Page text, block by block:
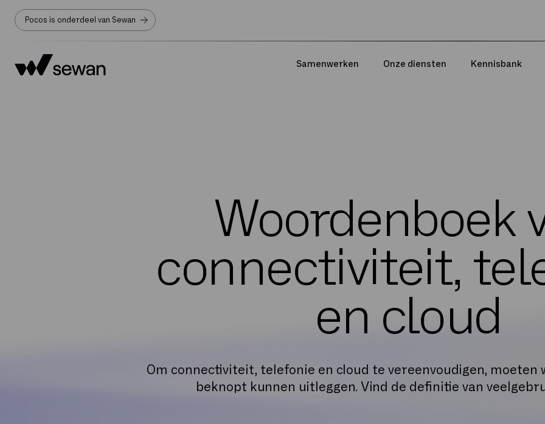
Pocos is onderdeel van Sewan
Samenwerken Onze diensten Kennisbank
Woordenboek
connectiviteit,
en cloud
Om connectiviteit, telefonie en cloud te vereenvoudigen, moeten
beknopt kunnen uitleggen. Vind de definitie van